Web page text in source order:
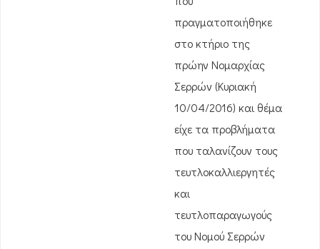
πραγματοποιήθηκε
στο κτήριο της
πρώην Νομαρχίας
Σερρών (Κυριακή
10/04/2016) και θέμα
είχε τα προβλήματα
που ταλανίζουν τους
τευτλοκαλλιεργητές
και
τευτλοπαραγωγούς
του Νομού Σερρών